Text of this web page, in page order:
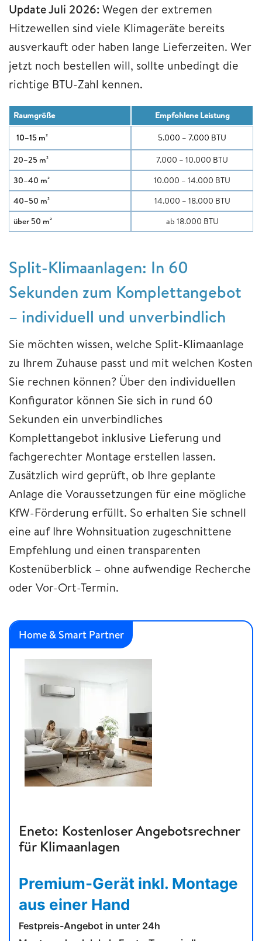
Update Juli 2026: Wegen der extremen
Hitzewellen sind viele Klimageräte bereits
ausverkauft oder haben lange Lieferzeiten. Wer
jetzt noch bestellen will, sollte unbedingt die
richtige BTU-Zahl kennen.
Raumgröße
Empfohlene Leistung
10–15 m²
5.000 – 7.000 BTU
20–25 m²
7.000 – 10.000 BTU
30–40 m²
10.000 – 14.000 BTU
40–50 m²
14.000 – 18.000 BTU
über 50 m²
ab 18.000 BTU
Split-Klimaanlagen: In 60
Sekunden zum Komplettangebot
– individuell und unverbindlich
Sie möchten wissen, welche Split-Klimaanlage
zu Ihrem Zuhause passt und mit welchen Kosten
Sie rechnen können? Über den individuellen
Konfigurator können Sie sich in rund 60
Sekunden ein unverbindliches
Komplettangebot inklusive Lieferung und
fachgerechter Montage erstellen lassen.
Zusätzlich wird geprüft, ob Ihre geplante
Anlage die Voraussetzungen für eine mögliche
KfW-Förderung erfüllt. So erhalten Sie schnell
eine auf Ihre Wohnsituation zugeschnittene
Empfehlung und einen transparenten
Kostenüberblick – ohne aufwendige Recherche
oder Vor-Ort-Termin.
Home & Smart Partner
Eneto: Kostenloser Angebotsrechner
für Klimaanlagen
Premium-Gerät inkl. Montage
aus einer Hand
Festpreis-Angebot in unter 24h